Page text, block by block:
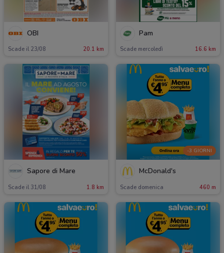
OBI
Scade il 23/08 20.1 km
Pam
Scade mercoledì 16.6 km
Sapore di Mare
Scade il 31/08 1.8 km
-3 GIORNI
McDonald's
Scade domenica 460 m